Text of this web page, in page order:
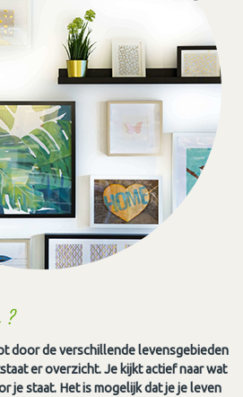
?
door de verschillende levensgebieden
er overzicht. Je kijkt actief naar wat
je staat. Het is mogelijk dat je je leven